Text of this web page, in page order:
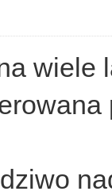
wiele